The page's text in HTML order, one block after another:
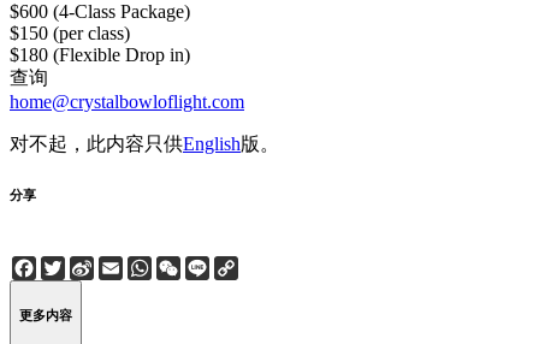
$600 (4-Class Package)
$150 (per class)
$180 (Flexible Drop in)
查询
home@crystalbowloflight.com
对不起，此内容只供English版。
分享
Facebook
Twitter
Sina
Weibo
EmailWhatsApp
WeChat
Line
更多内容